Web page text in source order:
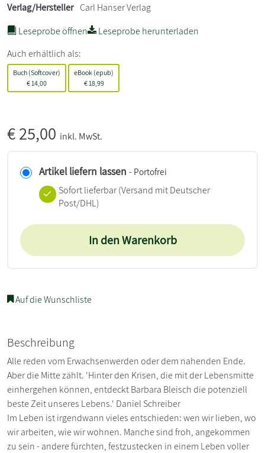
Verlag/Hersteller Carl Hanser Verlag
Leseprobe öffnen
Leseprobe herunterladen
Auch erhältlich als:
Buch (Softcover)
€ 14,00
eBook (epub)
€18,99
€25,00 inkl. MwSt.
Artikel liefern lassen - Portofrei
Sofort lieferbar(Versand mit Deutscher
Post/DHL)
In den Warenkorb
Auf die Wunschliste
Beschreibung
Alle reden vom Erwachsenwerden oder dem nahenden Ende.
Aber die Mitte zählt. 'Hinter den Krisen, die mit der Lebensmitte
einhergehen können, entdeckt Barbara Bleisch die potenziell
beste Zeit unseres Lebens.' Daniel Schreiber
Im Leben ist irgendwann vieles entschieden: wen wir lieben, wo
wir arbeiten, wie wir wohnen. Manche sind froh, angekommen
zu sein - andere fürchten, festzustecken in einem Leben voller